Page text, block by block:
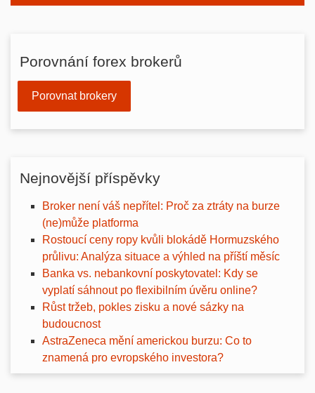
Porovnání forex brokerů
Porovnat brokery
Nejnovější příspěvky
Broker není váš nepřítel: Proč za ztráty na burze
(ne)může platforma
Rostoucí ceny ropy kvůli blokádě Hormuzského
průlivu: Analýza situace a výhled na příští měsíc
Banka vs. nebankovní poskytovatel: Kdy se
vyplatí sáhnout po flexibilním úvěru online?
Růst tržeb, pokles zisku a nové sázky na
budoucnost
AstraZeneca mění americkou burzu: Co to
znamená pro evropského investora?